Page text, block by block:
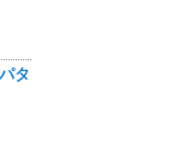
タ